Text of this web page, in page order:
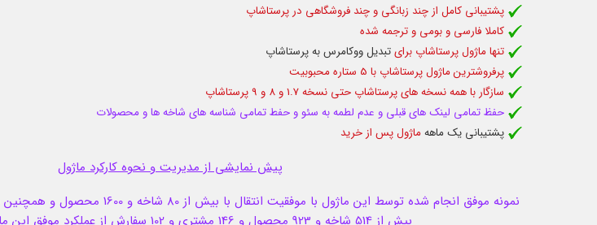
پشتیبانی کامل از چند زبانگی و چند فروشگاهی در پرستاشاپ
کاملا فارسی و بومی و ترجمه شده
تنها ماژول پرستاشاپ برایتبدیل ووکامرس به پرستاشاپ
پرفروشترین ماژول پرستاشاپ با 5 ستاره محبوبیت
سازگار با همه نسخه های پرستاشاپ حتی نسخه 1.7 و 8 و 9 پرستاشاپ
حفظ تمامی لینک های قبلی و عدم لطمه به سئو و حفط تمامی شناسه های شاخه ها و محصولات
پشتیبانی یک ماههماژول پس از خرید
پیش نمایشی از مدیریت و نحوه کارکرد ماژول
نمونه موفق انجام شده توسط این ماژول با موفقیت انتقال با بیش از 80 شاخه و 1600 محصول و همچنین
بیش از 514 شاخه و 923 محصول و 146 مشتری و 102 سفارش از عملکرد موفق این ماژول اشاره دارد